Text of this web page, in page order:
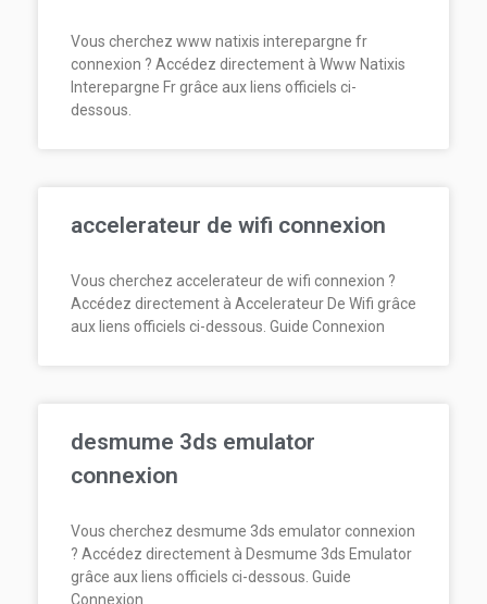
Vous cherchez www natixis interepargne fr
connexion ? Accédez directement à Www Natixis
Interepargne Fr grâce aux liens officiels ci-
dessous.
accelerateur de wifi connexion
Vous cherchez accelerateur de wifi connexion ?
Accédez directement à Accelerateur De Wifi grâce
aux liens officiels ci-dessous. Guide Connexion
desmume 3ds emulator
connexion
Vous cherchez desmume 3ds emulator connexion
? Accédez directement à Desmume 3ds Emulator
grâce aux liens officiels ci-dessous. Guide
Connexion